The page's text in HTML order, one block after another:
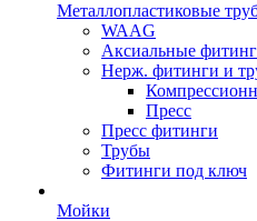
Металлопластиковые
WAAG
Аксиальные
Нерж. фитинги и
Пресс
Пресс фитинги
Трубы
Фитинги под ключ
Мойки